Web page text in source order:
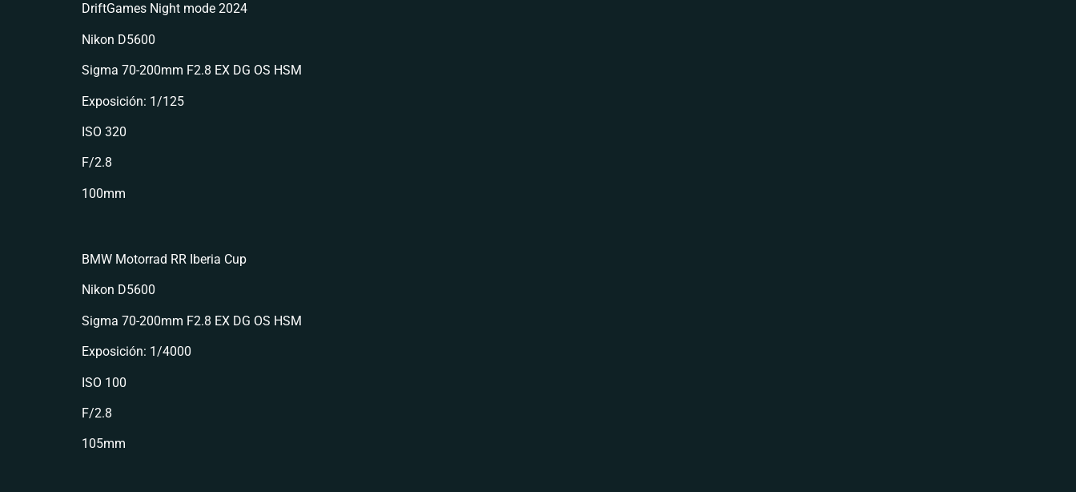
DriftGames Night mode 2024
Nikon D5600
Sigma 70-200mm F2.8 EX DG OS HSM
Exposición: 1/125
ISO 320
F/2.8
100mm
BMW Motorrad RR Iberia Cup
Nikon D5600
Sigma 70-200mm F2.8 EX DG OS HSM
Exposición: 1/4000
ISO 100
F/2.8
105mm